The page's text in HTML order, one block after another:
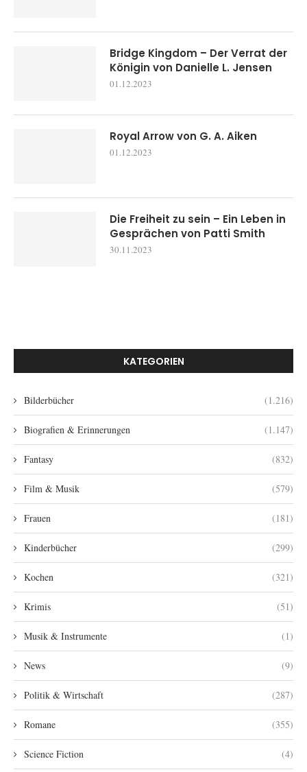
Bridge Kingdom – Der Verrat der
Königin von Danielle L. Jensen
01.12.2023
Royal Arrow von G. A. Aiken
01.12.2023
Die Freiheit zu sein – Ein Leben in
Gesprächen von Patti Smith
30.11.2023
KATEGORIEN
Bilderbücher (1.216)
Biografien & Erinnerungen (1.147)
Fantasy (832)
Film & Musik (579)
Frauen (181)
Kinderbücher (299)
Kochen (321)
Krimis (51)
Musik & Instrumente (1)
News (9)
Politik & Wirtschaft (287)
Romane (355)
Science Fiction (4)